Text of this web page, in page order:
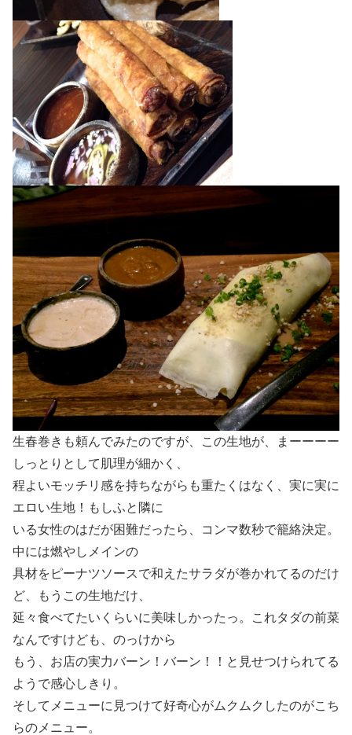
生春巻きも頼んでみたのですが、この生地が、まーーーー
しっとりとして肌理が細かく、
程よいモッチリ感を持ちながらも重たくはなく、実に実に
エロい生地！もしふと隣に
いる女性のはだが困難だったら、コンマ数秒で籠絡決定。
中には燃やしメインの
具材をピーナツソースで和えたサラダが巻かれてるのだけ
ど、もうこの生地だけ、
延々食べてたいくらいに美味しかったっ。これタダの前菜
なんですけども、のっけから
もう、お店の実力バーン！バーン！！と見せつけられてる
ようで感心しきり。
そしてメニューに見つけて好奇心がムクムクしたのがこち
らのメニュー。